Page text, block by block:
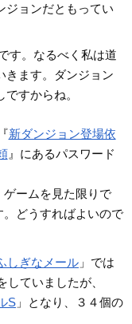
ジョンだともってい
す。なるべく私は道
きます。ダンジョン
すからね。
新ダンジョン登場依
』にあるパスワード
ームを見た限りで
どうすればよいので
しぎなメール 」では
していましたが、
S 」となり、３４個の